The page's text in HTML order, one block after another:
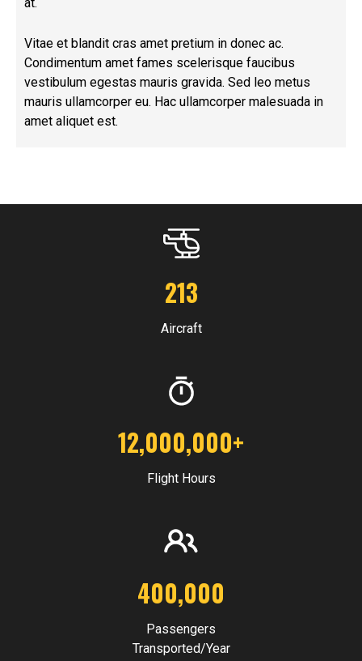
at.
Vitae et blandit cras amet pretium in donec ac.
Condimentum amet fames scelerisque faucibus
vestibulum egestas mauris gravida. Sed leo metus
mauris ullamcorper eu. Hac ullamcorper malesuada in
amet aliquet est.
213
Aircraft
12,000,000+
Flight Hours
400,000
Passengers
Transported/Year